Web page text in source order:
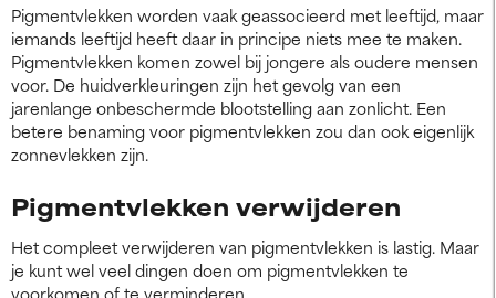
Pigmentvlekken worden vaak geassocieerd met leeftijd, maar
iemands leeftijd heeft daar in principe niets mee te maken.
Pigmentvlekken komen zowel bij jongere als oudere mensen
voor. De huidverkleuringen zijn het gevolg van een
jarenlange onbeschermde blootstelling aan zonlicht. Een
betere benaming voor pigmentvlekken zou dan ook eigenlijk
zonnevlekken zijn.
Pigmentvlekken verwijderen
Het compleet verwijderen van pigmentvlekken is lastig. Maar
je kunt wel veel dingen doen om pigmentvlekken te
voorkomen of te verminderen.